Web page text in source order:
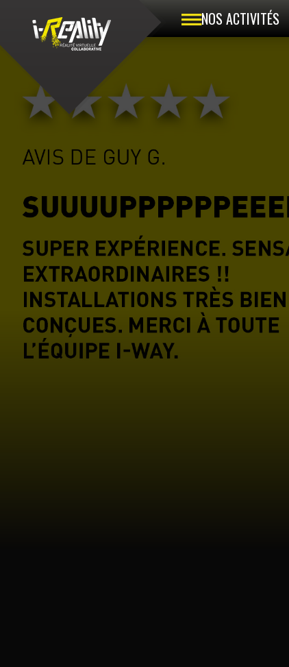
NOS ACTIVITÉS